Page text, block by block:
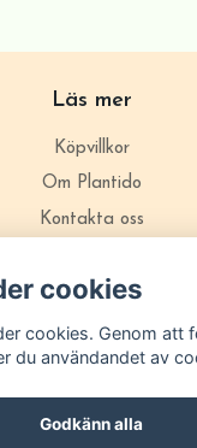
Läs mer
Köpvillkor
Om Plantido
Kontakta oss
cookies
cookies. Genom att
du användandet av
Godkänn alla